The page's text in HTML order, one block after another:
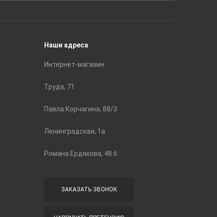
Наши адреса
Интернет-магазин
Труда, 71
Павла Корчагина, 88/3
Ленинградская, 1а
Романа Ердякова, 48 б
ЗАКАЗАТЬ ЗВОНОК